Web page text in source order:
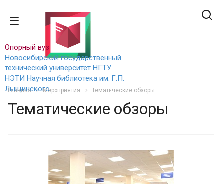
Опорный вуз
Новосибирский государственный
технический университет НГТУ
НЭТИ Научная библиотека им. Г.П.
Лыщинского
Главная Мероприятия Тематические обзоры
Тематические обзоры